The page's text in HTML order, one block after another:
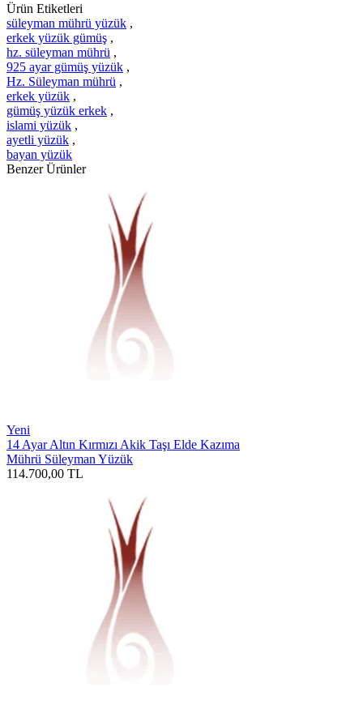
Ürün Etiketleri
süleyman mührü yüzük ,
erkek yüzük gümüş ,
hz. süleyman mührü ,
925 ayar gümüş yüzük ,
Hz. Süleyman mührü ,
erkek yüzük ,
gümüş yüzük erkek ,
islami yüzük ,
ayetli yüzük ,
bayan yüzük
Benzer Ürünler
Yeni
14 Ayar Altın Kırmızı Akik Taşı Elde Kazıma
Mührü Süleyman Yüzük
114.700,00 TL